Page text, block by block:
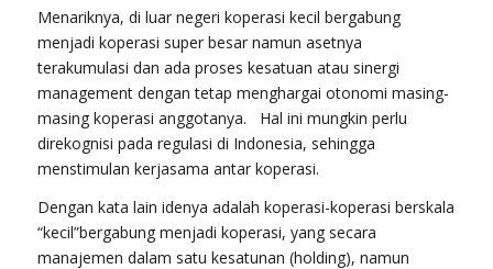
Menariknya, di luar negeri koperasi kecil bergabung
menjadi koperasi super besar namun asetnya
terakumulasi dan ada proses kesatuan atau sinergi
management dengan tetap menghargai otonomi masing-
masing koperasi anggotanya. Hal ini mungkin perlu
direkognisi pada regulasi di Indonesia, sehingga
menstimulan kerjasama antar koperasi.
Dengan kata lain idenya adalah koperasi-koperasi berskala
“kecil”bergabung menjadi koperasi, yang secara
manajemen dalam satu kesatunan (holding), namun